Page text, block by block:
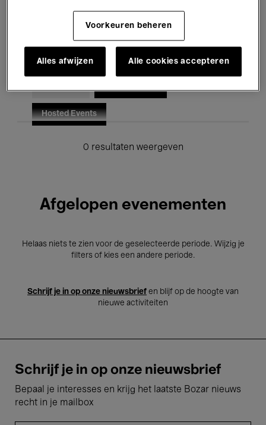
Elektronische Muziek
Voor iedereen Kids’ Palace
Hosted Events
0 resultaten weergeven
Afgelopen evenementen
Helaas niets te zien voor de geselecteerde periode. Wijzig je
filters of kies een andere periode.
Schrijf je in op onze nieuwsbrief en blijf op de hoogte van
nieuwe activiteiten
Schrijf je in op onze nieuwsbrief
Bepaal je interesses en krijg het laatste Bozar nieuws
recht in je mailbox
Voorkeuren beheren
Alles afwijzen Alle cookies accepteren